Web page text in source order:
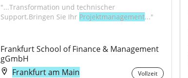
"...Transformation und technischer
Support.Bringen Sie Ihr Projektmanagement..."
Frankfurt School of Finance & Management
gGmbH
Frankfurt am Main
Vollzeit